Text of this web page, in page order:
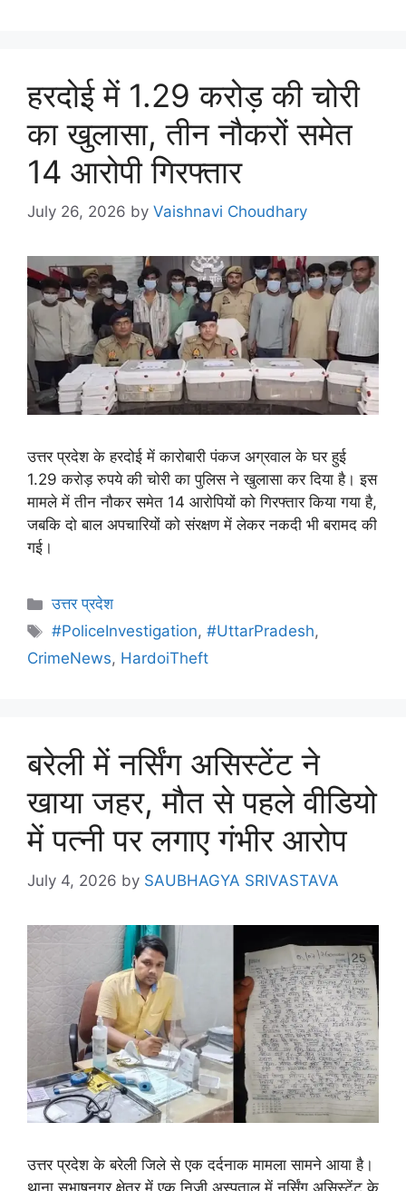
हरदोई में 1.29 करोड़ की चोरी
का खुलासा, तीन नौकरों समेत
14 आरोपी गिरफ्तार
July 26, 2026 by Vaishnavi Choudhary
उत्तर प्रदेश के हरदोई में कारोबारी पंकज अग्रवाल के घर हुई
1.29 करोड़ रुपये की चोरी का पुलिस ने खुलासा कर दिया है। इस
मामले में तीन नौकर समेत 14 आरोपियों को गिरफ्तार किया गया है,
जबकि दो बाल अपचारियों को संरक्षण में लेकर नकदी भी बरामद की
गई।
उत्तर प्रदेश
#PoliceInvestigation,#UttarPradesh,
CrimeNews, HardoiTheft
बरेली में नर्सिंग असिस्टेंट ने
खाया जहर, मौत से पहले वीडियो
में पत्नी पर लगाए गंभीर आरोप
July 4, 2026 by SAUBHAGYA SRIVASTAVA
उत्तर प्रदेश के बरेली जिले से एक दर्दनाक मामला सामने आया है।
थाना सुभाषनगर क्षेत्र में एक निजी अस्पताल में नर्सिंग असिस्टेंट के